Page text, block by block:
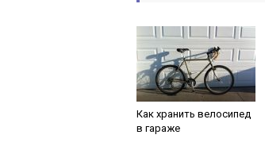
Как хранить велосипед
в гараже